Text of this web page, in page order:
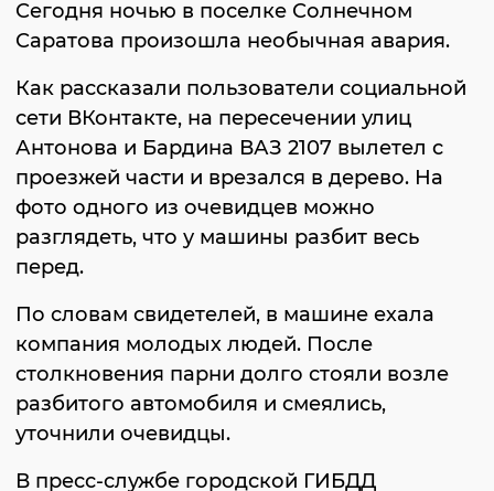
Сегодня ночью в поселке Солнечном
Саратова произошла необычная авария.
Как рассказали пользователи социальной
сети ВКонтакте, на пересечении улиц
Антонова и Бардина ВАЗ 2107 вылетел с
проезжей части и врезался в дерево. На
фото одного из очевидцев можно
разглядеть, что у машины разбит весь
перед.
По словам свидетелей, в машине ехала
компания молодых людей. После
столкновения парни долго стояли возле
разбитого автомобиля и смеялись,
уточнили очевидцы.
В пресс-службе городской ГИБДД